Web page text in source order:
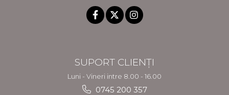
SUPORT CLIENȚI
Luni - Vineri intre 8.00 - 16.00
0745 200 357